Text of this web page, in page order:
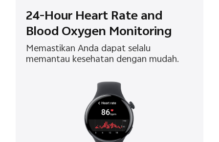
24-Hour Heart Rate and
Blood Oxygen Monitoring
Memastikan Anda dapat selalu
memantau kesehatan dengan mudah.